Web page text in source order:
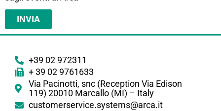
INVIA
+39 02 972311
+ 39 02 9761633
Via Pacinotti, snc (Reception Via Edison
119) 20010 Marcallo (MI) – Italy
customerservice.systems@arca.it